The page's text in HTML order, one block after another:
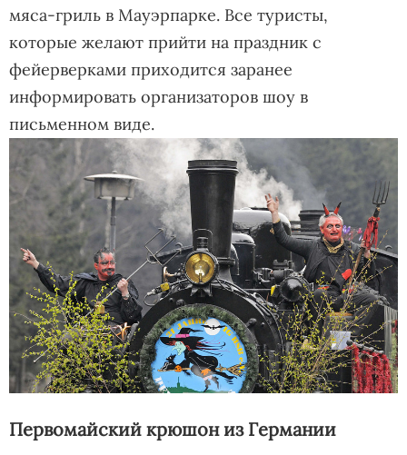
мяса-гриль в Мауэрпарке. Все туристы,
которые желают прийти на праздник с
фейерверками приходится заранее
информировать организаторов шоу в
письменном виде.
Первомайский крюшон из Германии